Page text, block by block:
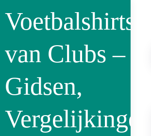
content
Voetbalshirts
van Clubs –
Gidsen,
Vergelijkingen